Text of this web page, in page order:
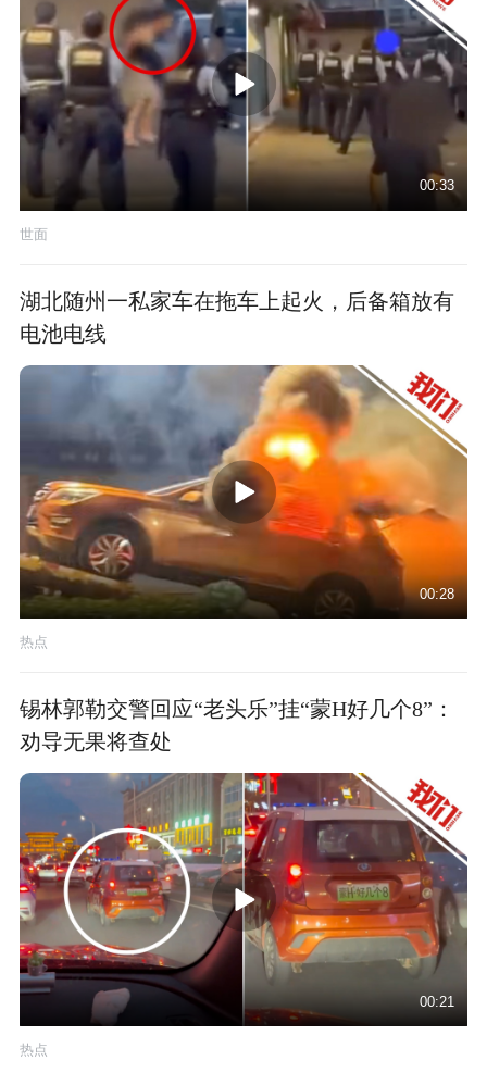
00:33
世面
湖北随州一私家车在拖车上起火，后备箱放有
电池电线
00:28
热点
锡林郭勒交警回应“老头乐”挂“蒙H好几个8”：
劝导无果将查处
00:21
热点